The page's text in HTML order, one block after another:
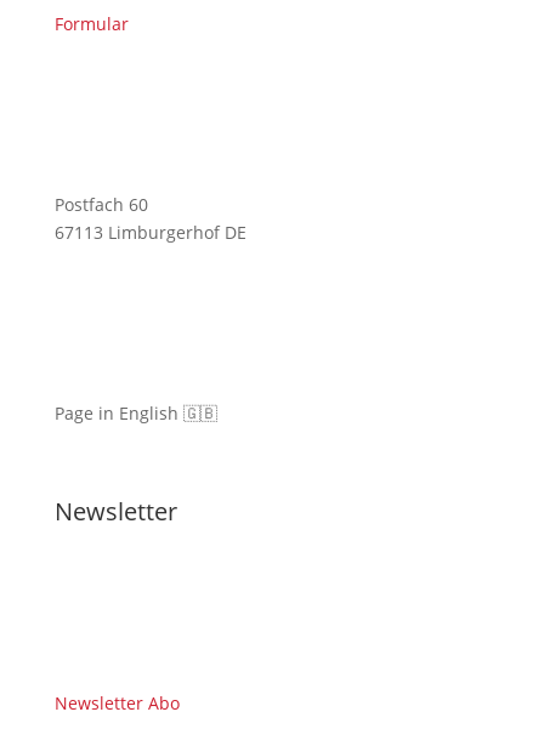
Formular
Postfach 60
67113 Limburgerhof DE
Page in English 🇬🇧
Newsletter
Newsletter Abo